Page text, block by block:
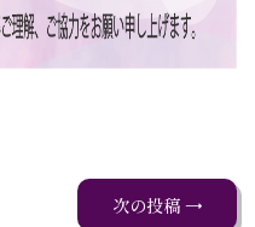
次の投稿 →